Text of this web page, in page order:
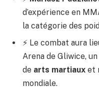
d’expérience en
la catégorie des
⚡ Le combat aura
Arena de Gliwice,
de arts martiaux et
mondiale.